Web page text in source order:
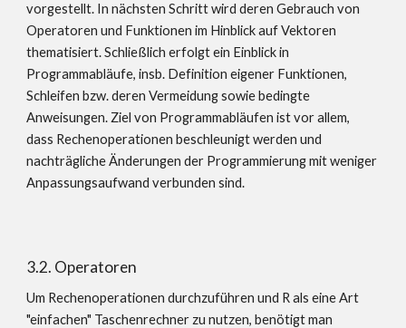
vorgestellt. In nächsten Schritt wird deren Gebrauch von
Operatoren und Funktionen im Hinblick auf Vektoren
thematisiert. Schließlich erfolgt ein Einblick in
Programmabläufe, insb. Definition eigener Funktionen,
Schleifen bzw. deren Vermeidung sowie bedingte
Anweisungen. Ziel von Programmabläufen ist vor allem,
dass Rechenoperationen beschleunigt werden und
nachträgliche Änderungen der Programmierung mit weniger
Anpassungsaufwand verbunden sind.
3.2. Operatoren
Um Rechenoperationen durchzuführen und R als eine Art
"einfachen" Taschenrechner zu nutzen, benötigt man